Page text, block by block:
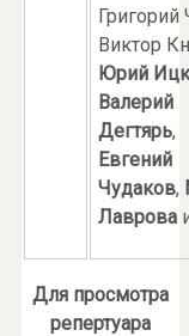
Григорий
Виктор
Юрий
Валерий
Дегтярь,
Евгений
Чудаков,
Лаврова
Для просмотра
репертуара